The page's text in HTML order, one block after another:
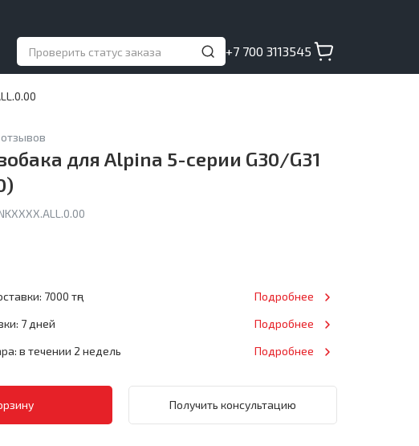
+7 700 3113545
для Alpina 5-серии G30/G31
7000 тңг
Подробнее
7 дней
Подробнее
в течении 2 недель
Подробнее
Получить консультацию